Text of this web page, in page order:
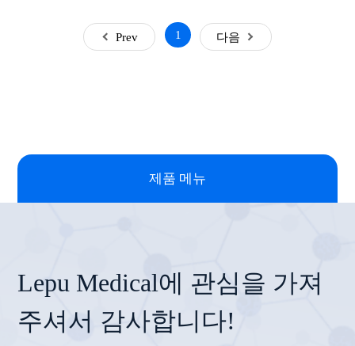
Prev 1 다음
제품 메뉴
Lepu Medical에 관심을 가져
주셔서 감사합니다!